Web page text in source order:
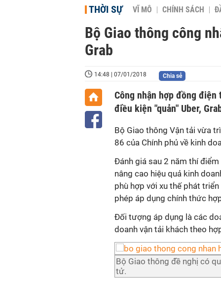
THỜI SỰ VĨ MÔ CHÍNH SÁCH
Bộ Giao thông công
Grab
14:48 | 07/01/2018 Chia sẻ
Công nhận hợp đồng
điều kiện "quản" Uber,
Bộ Giao thông Vận tải vừa
86 của Chính phủ về kinh
Đánh giá sau 2 năm thí
nâng cao hiệu quả kinh
phù hợp với xu thế phát
phép áp dụng chính thức
Đối tượng áp dụng là các
doanh vận tải khách theo
Bộ Giao thông đề nghị có
tử.